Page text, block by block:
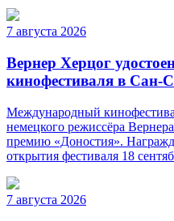
7 августа 2026
Вернер Херцог
кинофестиваля в Сан-
Международный
немецкого режиссёра
премию «Доностия».
открытия фестиваля 18
7 августа 2026